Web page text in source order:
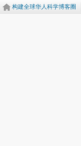
构建全球华人科学博客圈